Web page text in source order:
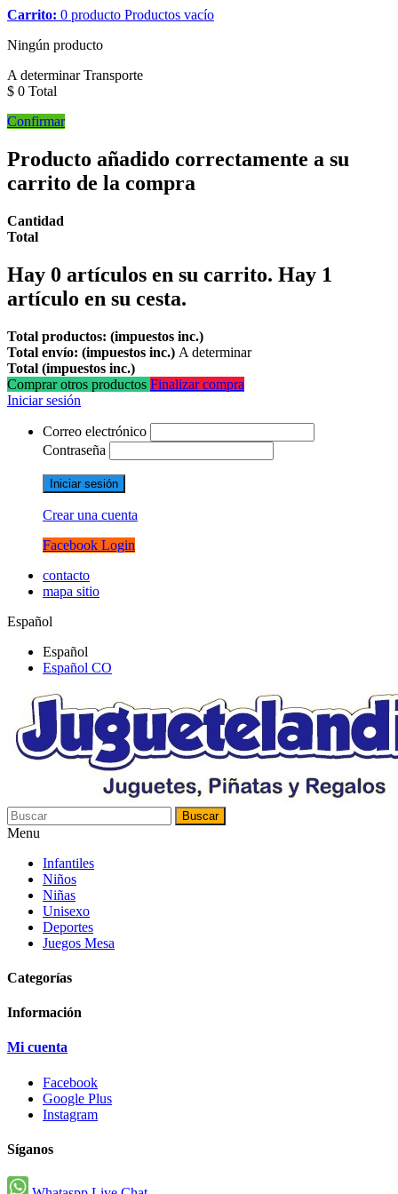
Carrito: 0 producto Productos vacío
Ningún producto
A determinarTransporte
$ 0 Total
Confirmar
Producto añadido correctamente a su
carrito de la compra
Cantidad
Total
Hay 0 artículos en su carrito. Hay 1
artículo en su cesta.
Total productos: (impuestos inc.)
Total envío: (impuestos inc.) A determinar
Total (impuestos inc.)
Comprar otros productos Finalizar compra
Iniciar sesión
Correo electrónico
Contraseña
Iniciar sesión
Crear una cuenta
Facebook Login
contacto
mapa sitio
Español
Español
Español CO
Buscar
Menu
Infantiles
Niños
Niñas
Unisexo
Deportes
Juegos Mesa
Categorías
Información
Mi cuenta
Facebook
Google Plus
Instagram
Síganos